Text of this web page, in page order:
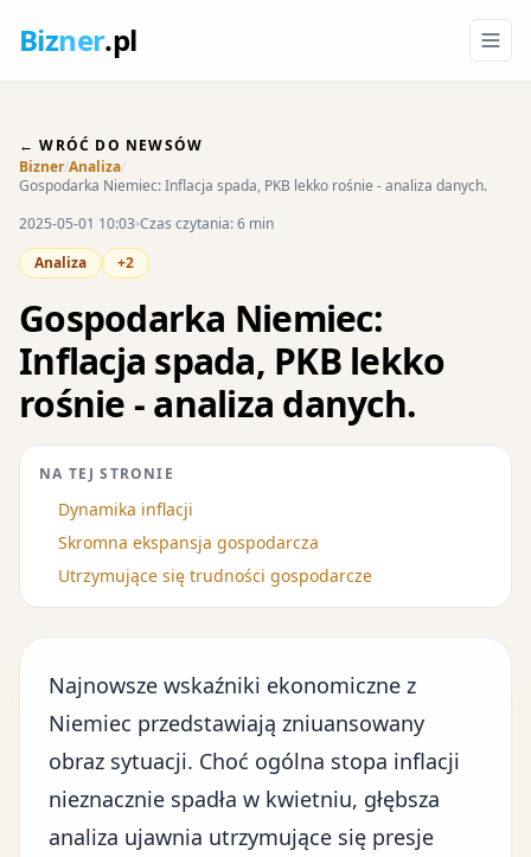
Bizner.pl
← WRÓĆ DO NEWSÓW
Bizner/Analiza/
Gospodarka Niemiec: Inflacja spada, PKB lekko rośnie - analiza danych.
2025-05-01 10:03 Czas czytania: 6 min
Analiza
+2
Gospodarka Niemiec:
Inflacja spada, PKB lekko
rośnie - analiza danych.
NA TEJ STRONIE
Dynamika inflacji
Skromna ekspansja gospodarcza
Utrzymujące się trudności gospodarcze
Najnowsze wskaźniki ekonomiczne z
Niemiec przedstawiają zniuansowany
obraz sytuacji. Choć ogólna stopa inflacji
nieznacznie spadła w kwietniu, głębsza
analiza ujawnia utrzymujące się presje